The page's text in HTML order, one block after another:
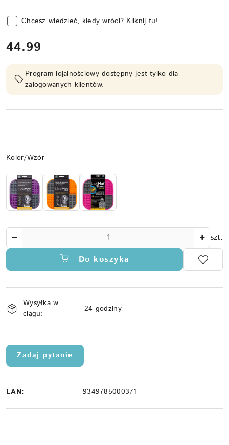
Chcesz wiedzieć, kiedy wróci? Kliknij tu!
cena:
44.99
Program lojalnościowy dostępny jest tylko dla
zalogowanych klientów.
Wariant
Kolor/Wzór
szt.
Do koszyka
i
dostawa
Wysyłka w
ciągu:
24 godziny
Zadaj pytanie
EAN: 9349785000371